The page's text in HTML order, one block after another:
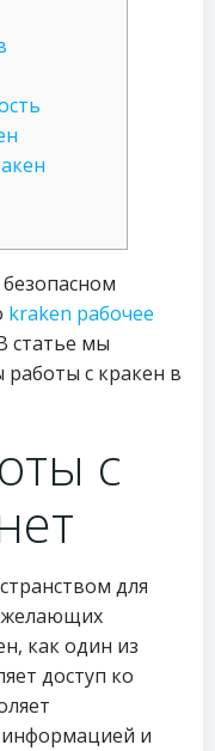
kraken рабочее
статье мы
с кракен в
с
для
желающих
как один из
доступ ко
информацией и